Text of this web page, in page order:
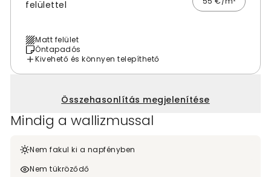
felülettel
Matt felület
Öntapadós
Kivehető és könnyen telepíthető
Összehasonlítás megjelenítése
Mindig a wallizmussal
Nem fakul ki a napfényben
Nem tükröződő